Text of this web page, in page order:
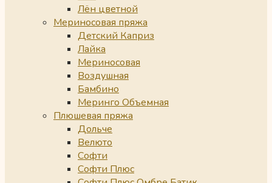
Лён цветной
Мериносовая пряжа
Детский Каприз
Лайка
Мериносовая
Воздушная
Бамбино
Меринго Объемная
Плюшевая пряжа
Дольче
Велюто
Софти
Софти Плюс